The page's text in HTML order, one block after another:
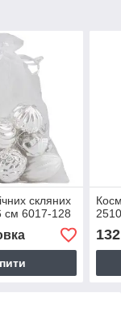
скляних
см 6017-128
132